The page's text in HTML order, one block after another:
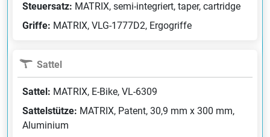
Steuersatz: MATRIX, semi-integriert, taper, cartridge
Griffe: MATRIX, VLG-1777D2, Ergogriffe
Sattel
Sattel: MATRIX, E-Bike, VL-6309
Sattelstütze: MATRIX, Patent, 30,9 mm x 300 mm,
Aluminium